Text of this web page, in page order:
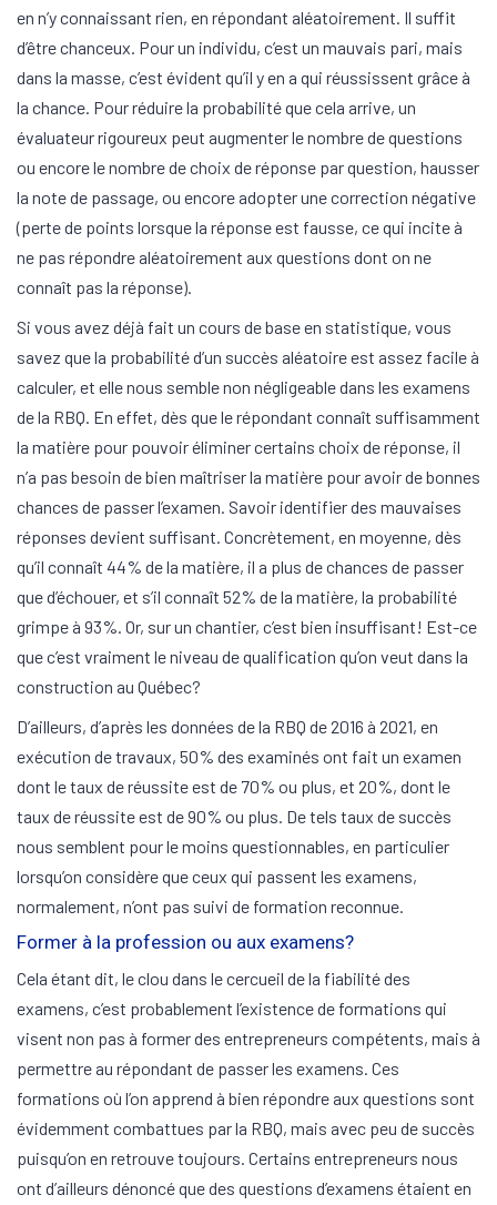
en n’y connaissant rien, en répondant aléatoirement. Il suffit
d’être chanceux. Pour un individu, c’est un mauvais pari, mais
dans la masse, c’est évident qu’il y en a qui réussissent grâce à
la chance. Pour réduire la probabilité que cela arrive, un
évaluateur rigoureux peut augmenter le nombre de questions
ou encore le nombre de choix de réponse par question, hausser
la note de passage, ou encore adopter une correction négative
(perte de points lorsque la réponse est fausse, ce qui incite à
ne pas répondre aléatoirement aux questions dont on ne
connaît pas la réponse).
Si vous avez déjà fait un cours de base en statistique, vous
savez que la probabilité d’un succès aléatoire est assez facile à
calculer, et elle nous semble non négligeable dans les examens
de la RBQ. En effet, dès que le répondant connaît suffisamment
la matière pour pouvoir éliminer certains choix de réponse, il
n’a pas besoin de bien maîtriser la matière pour avoir de bonnes
chances de passer l’examen. Savoir identifier des mauvaises
réponses devient suffisant. Concrètement, en moyenne, dès
qu’il connaît 44% de la matière, il a plus de chances de passer
que d’échouer, et s’il connaît 52% de la matière, la probabilité
grimpe à 93%. Or, sur un chantier, c’est bien insuffisant! Est-ce
que c’est vraiment le niveau de qualification qu’on veut dans la
construction au Québec?
D’ailleurs, d’après les données de la RBQ de 2016 à 2021, en
exécution de travaux, 50% des examinés ont fait un examen
dont le taux de réussite est de 70% ou plus, et 20%, dont le
taux de réussite est de 90% ou plus. De tels taux de succès
nous semblent pour le moins questionnables, en particulier
lorsqu’on considère que ceux qui passent les examens,
normalement, n’ont pas suivi de formation reconnue.
Former à la profession ou aux examens?
Cela étant dit, le clou dans le cercueil de la fiabilité des
examens, c’est probablement l’existence de formations qui
visent non pas à former des entrepreneurs compétents, mais à
permettre au répondant de passer les examens. Ces
formations où l’on apprend à bien répondre aux questions sont
évidemment combattues par la RBQ, mais avec peu de succès
puisqu’on en retrouve toujours. Certains entrepreneurs nous
ont d’ailleurs dénoncé que des questions d’examens étaient en